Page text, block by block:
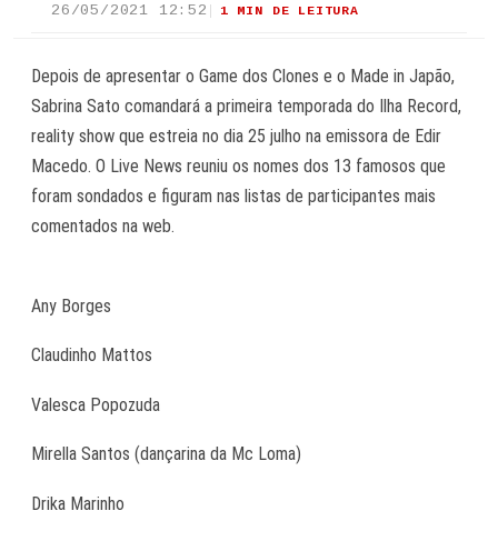
26/05/2021 12:52 1 MIN DE LEITURA
Depois de apresentar o Game dos Clones e o Made in Japão,
Sabrina Sato comandará a primeira temporada do Ilha Record,
reality show que estreia no dia 25 julho na emissora de Edir
Macedo. O Live News reuniu os nomes dos 13 famosos que
foram sondados e figuram nas listas de participantes mais
comentados na web.
Any Borges
Claudinho Mattos
Valesca Popozuda
Mirella Santos (dançarina da Mc Loma)
Drika Marinho